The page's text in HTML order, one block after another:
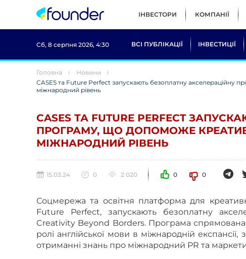
ІНВЕСТОРИ КОМПАНІЇ
Сб, 8 серпня 2026, 4:30 ВСІ ПУБЛІКАЦІЇ ІНВЕСТИЦІЇ
Головна
Новини
CASES та Future Perfect запускають безоплатну акселераційну
міжнародний рівень
CASES ТА FUTURE PERFECT
ПРОГРАМУ, ЩО ДОПОМОЖЕ
МІЖНАРОДНИЙ РІВЕНЬ
15.03.24 0 2 020 0 0
Соцмережа та освітня платформа для
Future Perfect, запускають безоплатну
Creativity Beyond Borders. Програма спрямована
ролі англійської мови в міжнародній
отриманні знань про міжнародний PR та